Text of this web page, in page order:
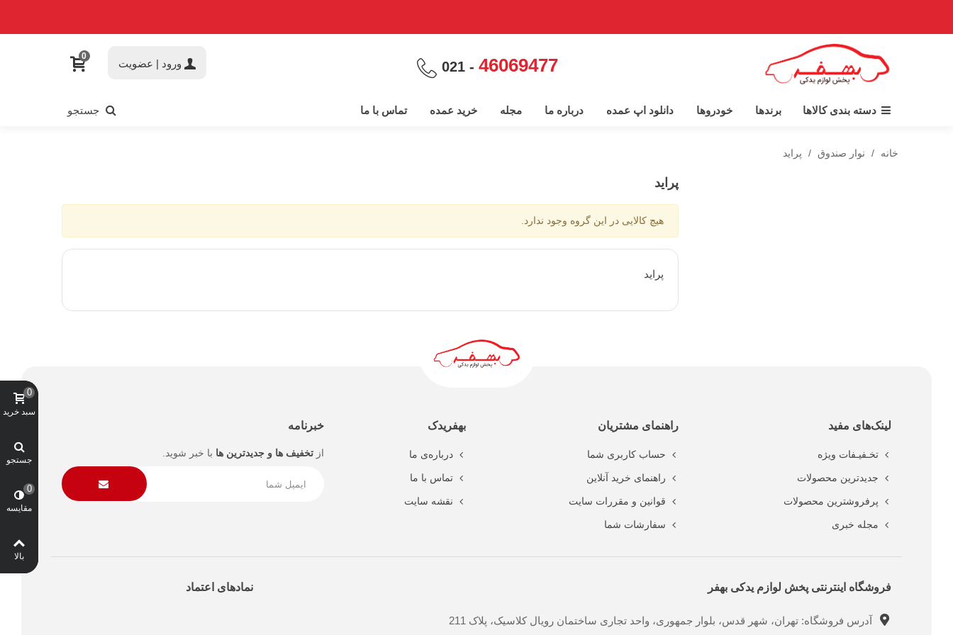
46069477
- 021 ورود | عضویت
0
دسته بندی کالاها برندها خودروها دانلود اپ عمده درباره ما مجله خرید عمده تماس با ما جستجو
خانه / نوار صندوق / پراید
پراید
هیچ کالایی در این گروه وجود ندارد.
پرايد
لینک‌های مفید
تخـفیـفات ویژه
جدیدترین محصولات
پرفروشترین محصولات
مجله خبری
راهنمای مشتریان
حساب کاربری شما
راهنمای خرید آنلاین
قوانین و مقررات سایت
سفارشات شما
بهفریدک
درباره‌ی ما
تماس با ما
نقشه سایت
خبرنامه
از تخفیف ها و جدیدترین ها با خبر شوید.
فروشگاه اینترنتی پخش لوازم یدکی بهفر
آدرس فروشگاه: تهران، شهر قدس، بلوار جمهوری، واحد تجاری ساختمان رویال کلاسیک، پلاک 211
نمادهای اعتماد
سبد خرید
0
جستجو
مقایسه
0
بالا